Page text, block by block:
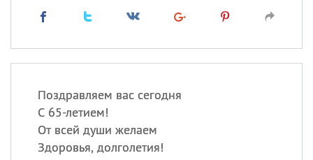
Поздравляем вас сегодня
С 65-летием!
От всей души желаем
Здоровья, долголетия!